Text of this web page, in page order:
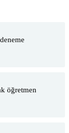
öğretmen